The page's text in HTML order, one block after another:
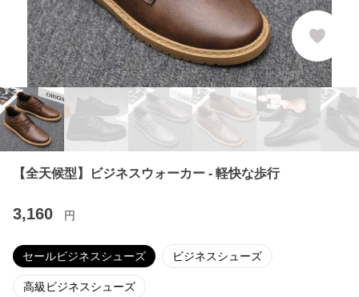
【全天候型】ビジネスウォーカー - 軽快な歩行
3,160 円
セールビジネスシューズ ビジネスシューズ
高級ビジネスシューズ